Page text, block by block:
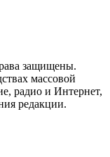
защищены.
массовой
радио и Интернет,
редакции.